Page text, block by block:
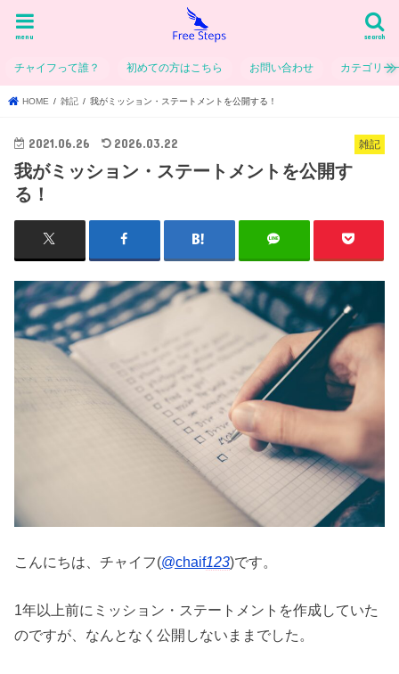
search
menu
チャイフって誰？ 初めての方はこちら お問い合わせ カテゴリー
HOME 雑記 我がミッション・ステートメントを公開する！
雑記
2021.06.26 2026.03.22
我がミッション・ステートメントを公開す
る！
こんにちは、チャイフ(@chaif123)です。
1年以上前にミッション・ステートメントを作成していた
のですが、なんとなく公開しないままでした。